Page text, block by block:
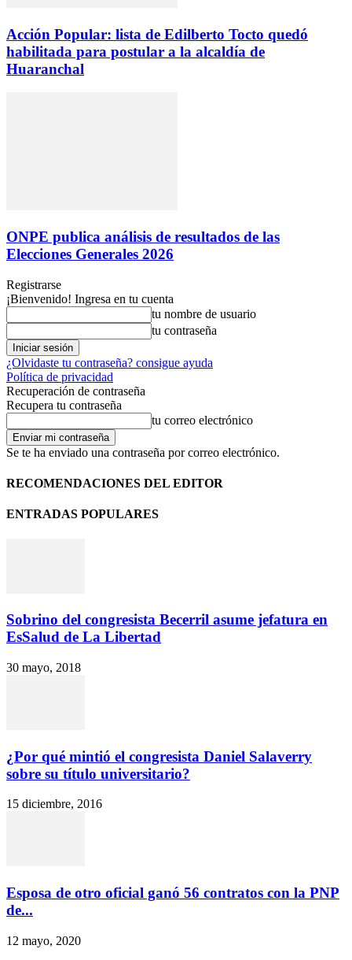
Acción Popular: lista de Edilberto Tocto quedó
habilitada para postular a la alcaldía de
Huaranchal
ONPE publica análisis de resultados de las
Elecciones Generales 2026
Registrarse
¡Bienvenido! Ingresa en tu cuenta
tu nombre de usuario
tu contraseña
¿Olvidaste tu contraseña? consigue ayuda
Política de privacidad
Recuperación de contraseña
Recupera tu contraseña
tu correo electrónico
Se te ha enviado una contraseña por correo electrónico.
RECOMENDACIONES DEL EDITOR
ENTRADAS POPULARES
Sobrino del congresista Becerril asume jefatura en
EsSalud de La Libertad
30 mayo, 2018
¿Por qué mintió el congresista Daniel Salaverry
sobre su título universitario?
15 diciembre, 2016
Esposa de otro oficial ganó 56 contratos con la PNP
de...
12 mayo, 2020